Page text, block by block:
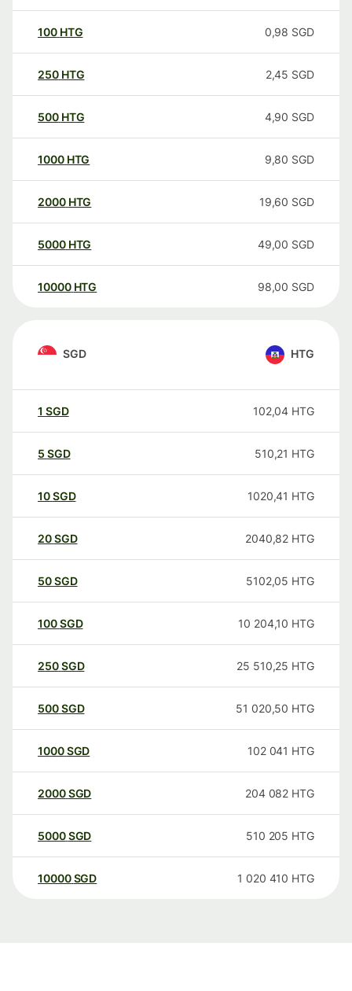
100 HTG 0,98 SGD
250 HTG 2,45 SGD
500 HTG 4,90 SGD
1000 HTG 9,80 SGD
2000 HTG 19,60 SGD
5000 HTG 49,00 SGD
10000 HTG 98,00 SGD
SGD HTG
1 SGD 102,04 HTG
5 SGD 510,21 HTG
10SGD 1020,41 HTG
20SGD 2040,82 HTG
50SGD 5102,05 HTG
100SGD 10 204,10 HTG
250SGD 25 510,25 HTG
500SGD 51 020,50 HTG
1000SGD 102 041 HTG
2000SGD 204 082 HTG
5000SGD 510 205 HTG
10000 SGD 1 020 410 HTG